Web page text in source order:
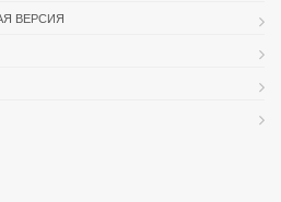
ВЕРСИЯ